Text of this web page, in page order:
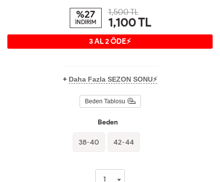
%27
İNDİRİM
1,500 TL
1,100TL
3 AL 2 ÖDE⚡
+ Daha Fazla SEZON SONU⚡
Beden Tablosu
Beden
38-40 42-44